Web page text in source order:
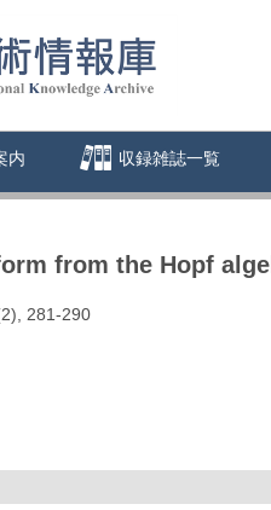
内 収録雑誌一覧
from the Hopf
281-290